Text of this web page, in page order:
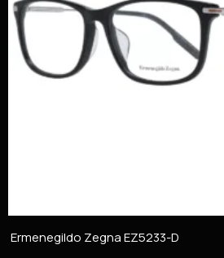
Ermenegildo Zegna EZ5233-D